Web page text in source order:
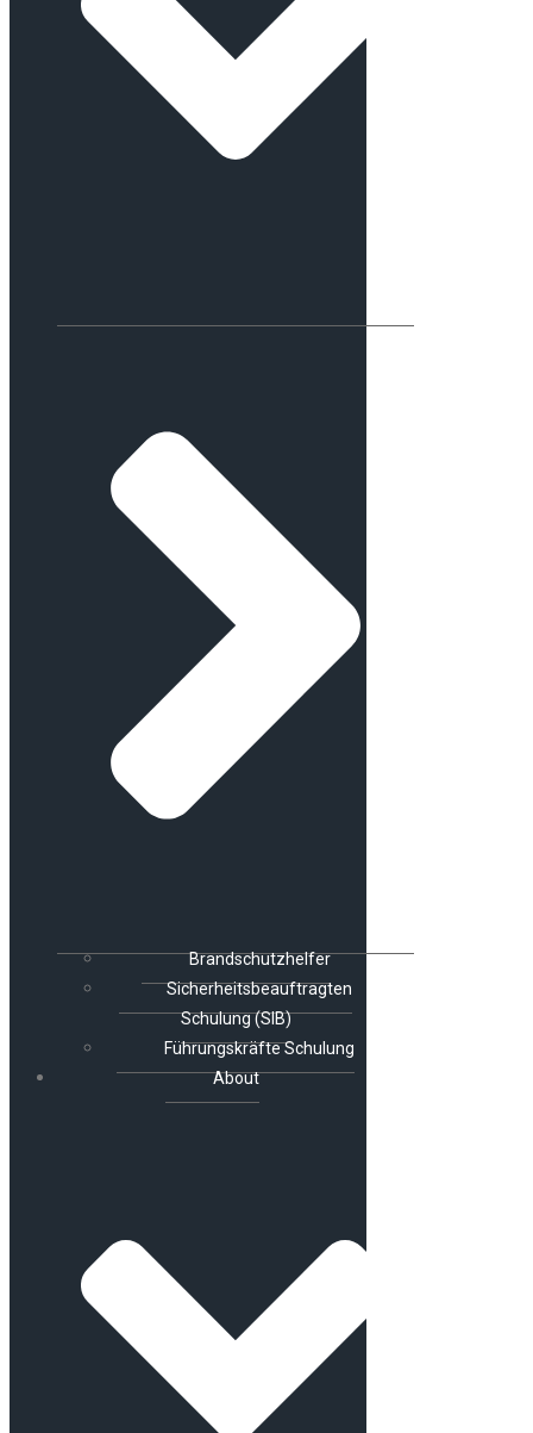
Brandschutzhelfer
Sicherheitsbeauftragten
Schulung (SIB)
Führungskräfte Schulung
About